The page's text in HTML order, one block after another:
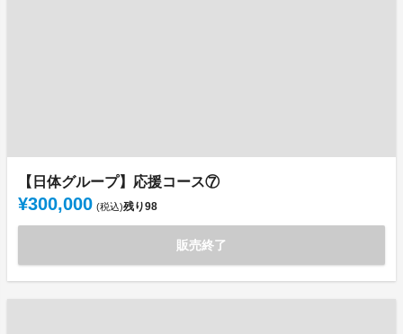
【日体グループ】応援コース⑦
¥300,000 (税込)残り98
販売終了